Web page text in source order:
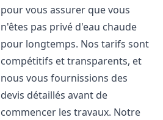
pour vous assurer que vous
n'êtes pas privé d'eau chaude
pour longtemps. Nos tarifs sont
compétitifs et transparents, et
nous vous fournissions des
devis détaillés avant de
commencer les travaux. Notre